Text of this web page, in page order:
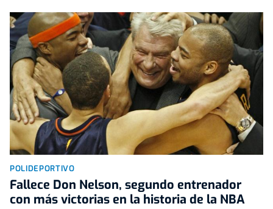
POLIDEPORTIVO
Fallece Don Nelson, segundo entrenador
con más victorias en la historia de la NBA